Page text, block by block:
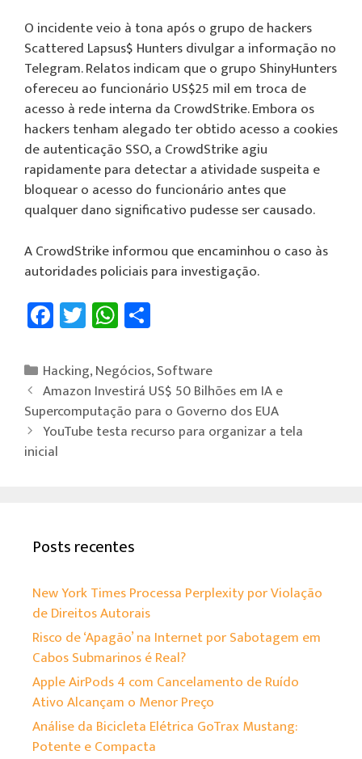
O incidente veio à tona após o grupo de hackers
Scattered Lapsus$ Hunters divulgar a informação no
Telegram. Relatos indicam que o grupo ShinyHunters
ofereceu ao funcionário US$25 mil em troca de
acesso à rede interna da CrowdStrike. Embora os
hackers tenham alegado ter obtido acesso a cookies
de autenticação SSO, a CrowdStrike agiu
rapidamente para detectar a atividade suspeita e
bloquear o acesso do funcionário antes que
qualquer dano significativo pudesse ser causado.
A CrowdStrike informou que encaminhou o caso às
autoridades policiais para investigação.
Fa
ce
b
o
ok
T
wi
tt
er
W
h
at
sA
p
p
e
Hacking,Negócios,Software
Amazon Investirá US$ 50 Bilhões em IA e
Supercomputação para o Governo dos EUA
YouTube testa recurso para organizar a tela
inicial
Posts recentes
New York Times Processa Perplexity por Violação
de Direitos Autorais
Risco de ‘Apagão’ na Internet por Sabotagem em
Cabos Submarinos é Real?
Apple AirPods 4 com Cancelamento de Ruído
Ativo Alcançam o Menor Preço
Análise da Bicicleta Elétrica GoTrax Mustang:
Potente e Compacta